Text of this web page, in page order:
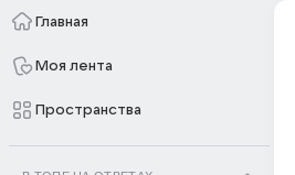
Главная
Моя лента
Пространства